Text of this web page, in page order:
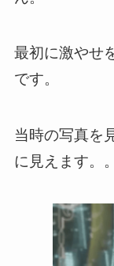
最初に激やせ
です。
当時の写真を
に見えます。。